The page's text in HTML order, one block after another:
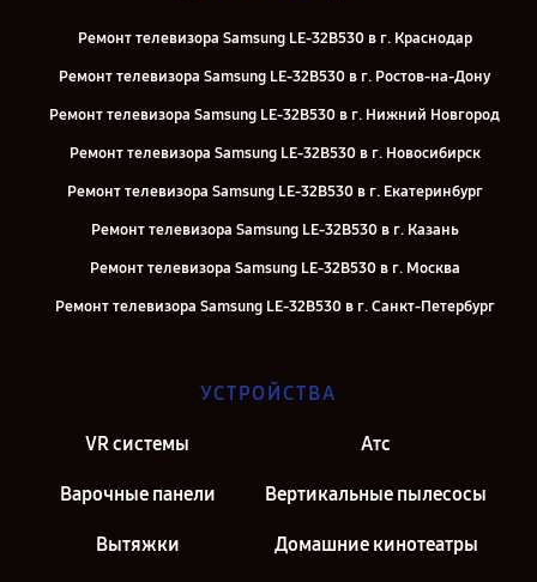
Ремонт телевизора Samsung LE-32B530 в г. Краснодар
Ремонт телевизора Samsung LE-32B530 в г. Ростов-на-Дону
Ремонт телевизора Samsung LE-32B530 в г. Нижний Новгород
Ремонт телевизора Samsung LE-32B530 в г. Новосибирск
Ремонт телевизора Samsung LE-32B530 в г. Екатеринбург
Ремонт телевизора Samsung LE-32B530 в г. Казань
Ремонт телевизора Samsung LE-32B530 в г. Москва
Ремонт телевизора Samsung LE-32B530 в г. Санкт-Петербург
УСТРОЙСТВА
VR системы Атс
Варочные панели Вертикальные пылесосы
Вытяжки Домашние кинотеатры